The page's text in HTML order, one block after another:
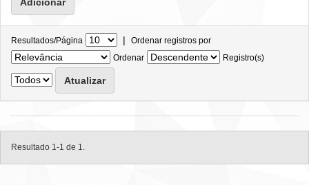
Resultados/Página | Ordenar registros por
Ordenar
Registro(s)
Resultado 1-1 de 1.